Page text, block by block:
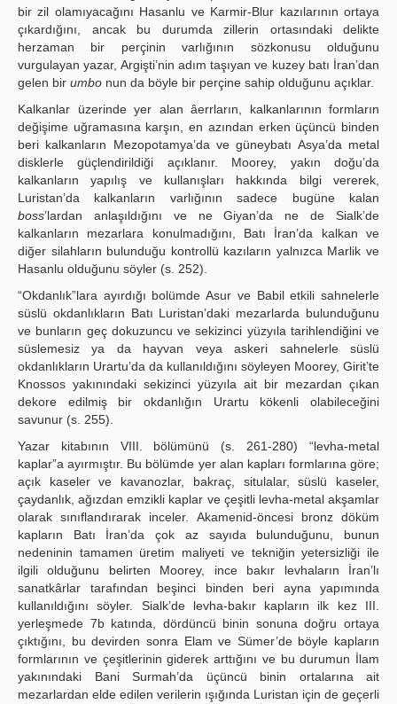
bir zil olamıyacağını Hasanlu ve Karmir-Blur kazılarının ortaya
çıkardığını, ancak bu durumda zillerin ortasındaki delikte
herzaman bir perçinin varlığının sözkonusu olduğunu
vurgulayan yazar, Argişti’nin adım taşıyan ve kuzey batı İran’dan
gelen bir umbo nun da böyle bir perçine sahip olduğunu açıklar.
Kalkanlar üzerinde yer alan âerrların, kalkanlarının formların
değişime uğramasına karşın, en azından erken üçüncü binden
beri kalkanların Mezopotamya’da ve güneybatı Asya’da metal
disklerle güçlendirildiği açıklanır. Moorey, yakın doğu’da
kalkanların yapılış ve kullanışları hakkında bilgi vererek,
Luristan’da kalkanların varlığının sadece bugüne kalan
boss’lardan anlaşıldığını ve ne Giyan’da ne de Sialk’de
kalkanların mezarlara konulmadığını, Batı İran’da kalkan ve
diğer silahların bulunduğu kontrollü kazıların yalnızca Marlik ve
Hasanlu olduğunu söyler (s. 252).
“Okdanlık”lara ayırdığı bolümde Asur ve Babil etkili sahnelerle
süslü okdanlıkların Batı Luristan’daki mezarlarda bulunduğunu
ve bunların geç dokuzuncu ve sekizinci yüzyıla tarihlendiğini ve
süslemesiz ya da hayvan veya askeri sahnelerle süslü
okdanlıkların Urartu’da da kullanıldığını söyleyen Moorey, Girit’te
Knossos yakınındaki sekizinci yüzyıla ait bir mezardan çıkan
dekore edilmiş bir okdanlığın Urartu kökenli olabileceğini
savunur (s. 255).
Yazar kitabının VIII. bölümünü (s. 261-280) “levha-metal
kaplar”a ayırmıştır. Bu bölümde yer alan kapları formlarına göre;
açık kaseler ve kavanozlar, bakraç, situlalar, süslü kaseler,
çaydanlık, ağızdan emzikli kaplar ve çeşitli levha-metal akşamlar
olarak sınıflandırarak inceler. Akamenid-öncesi bronz döküm
kapların Batı İran’da çok az sayıda bulunduğunu, bunun
nedeninin tamamen üretim maliyeti ve tekniğin yetersizliği ile
ilgili olduğunu belirten Moorey, ince bakır levhaların İran’lı
sanatkârlar tarafından beşinci binden beri ayna yapımında
kullanıldığını söyler. Sialk’de levha-bakır kapların ilk kez III.
yerleşmede 7b katında, dördüncü binin sonuna doğru ortaya
çıktığını, bu devirden sonra Elam ve Sümer’de böyle kapların
formlarının ve çeşitlerinin giderek arttığını ve bu durumun İlam
yakınındaki Bani Surmah’da üçüncü binin ortalarına ait
mezarlardan elde edilen verilerin ışığında Luristan için de geçerli